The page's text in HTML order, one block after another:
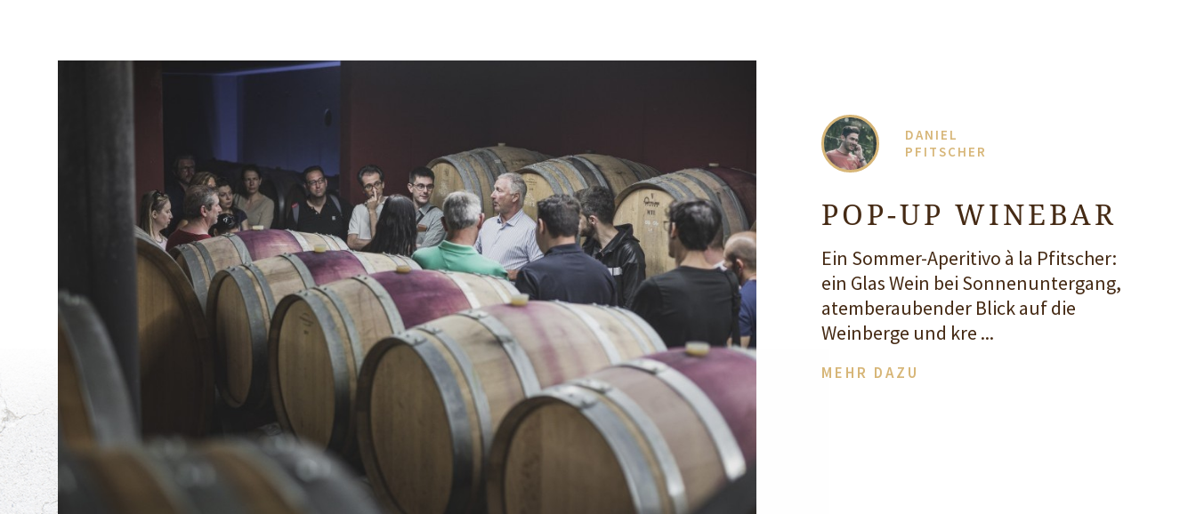
DANIEL
PFITSCHER
POP-UP WINEBAR
Ein Sommer-Aperitivo à la Pfitscher:
ein Glas Wein bei Sonnenuntergang,
atemberaubender Blick auf die
Weinberge und kre ...
MEHR DAZU